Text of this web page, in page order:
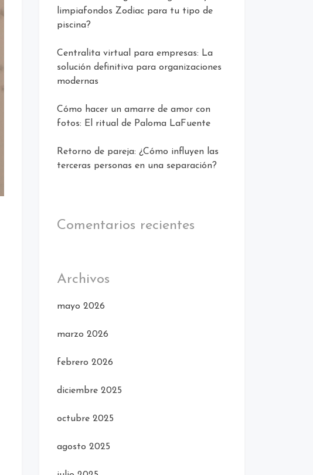
limpiafondos Zodiac para tu tipo de
piscina?
Centralita virtual para empresas: La
solución definitiva para organizaciones
modernas
Cómo hacer un amarre de amor con
fotos: El ritual de Paloma LaFuente
Retorno de pareja: ¿Cómo influyen las
terceras personas en una separación?
Comentarios recientes
Archivos
mayo 2026
marzo 2026
febrero 2026
diciembre 2025
octubre 2025
agosto 2025